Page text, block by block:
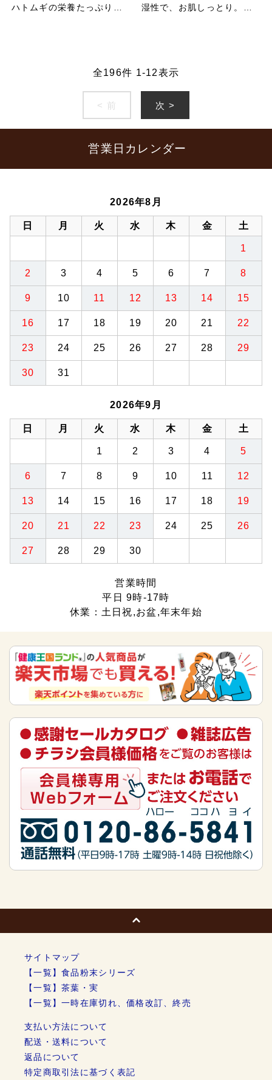
ハトムギの栄養たっぷり！
湿性で、お肌しっとり。オ
全196件 1-12表示
< 前 次 >
営業日カレンダー
2026年8月
日 月 火 水 木 金 土
1
2 3 4 5 6 7 8
9 10 11 12 13 14 15
16 17 18 19 20 21 22
23 24 25 26 27 28 29
30 31
2026年9月
日 月 火 水 木 金 土
1 2 3 4 5
6 7 8 9 10 11 12
13 14 15 16 17 18 19
20 21 22 23 24 25 26
27 28 29 30
営業時間
平日 9時-17時
休業：土日祝,お盆,年末年始
サイトマップ
【一覧】食品粉末シリーズ
【一覧】茶葉・実
【一覧】一時在庫切れ、価格改訂、終売
支払い方法について
配送・送料について
返品について
特定商取引法に基づく表記